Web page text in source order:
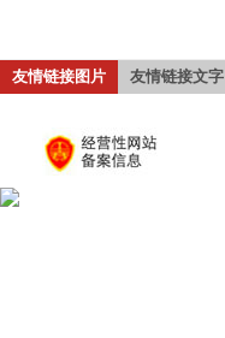
友情链接图片 友情链接文字